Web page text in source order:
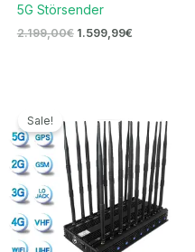
5G Störsender
2.199,00€ 1.599,99€
Sale!
war:
1.499,00€
ist:
679,99€.